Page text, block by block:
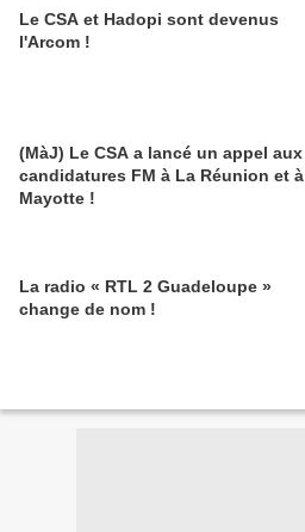
Le CSA et Hadopi sont devenus
l'Arcom !
(MàJ) Le CSA a lancé un appel aux
candidatures FM à La Réunion et à
Mayotte !
La radio « RTL 2 Guadeloupe »
change de nom !